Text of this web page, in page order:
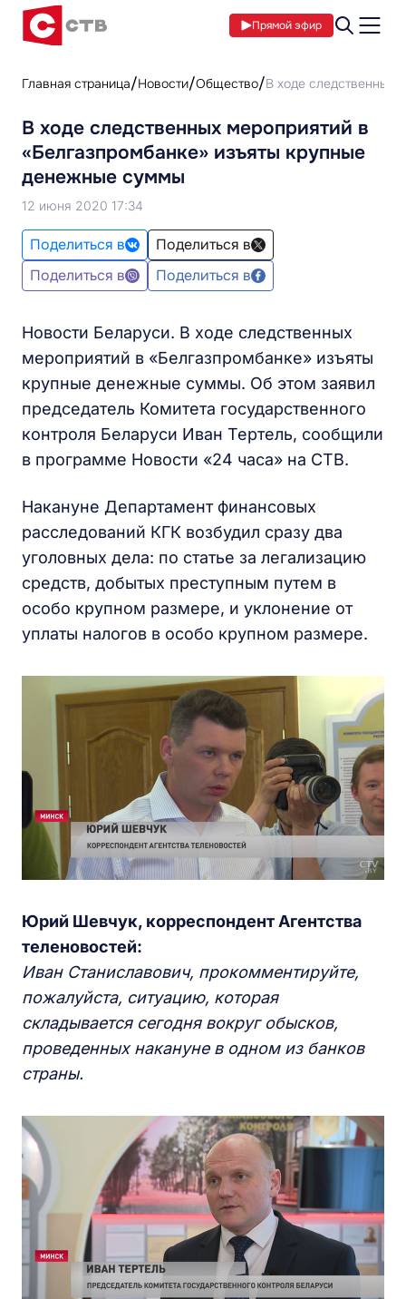
Прямой эфир
Главная страница Новости Общество В ходе следственных
В ходе следственных мероприятий в
«Белгазпромбанке» изъяты крупные
денежные суммы
12 июня 2020 17:34
Поделиться в
Поделиться в
Поделиться в
Поделиться в
Новости Беларуси. В ходе следственных
мероприятий в «Белгазпромбанке» изъяты
крупные денежные суммы. Об этом заявил
председатель Комитета государственного
контроля Беларуси Иван Тертель, сообщили
в программе Новости «24 часа» на СТВ.
Накануне Департамент финансовых
расследований КГК возбудил сразу два
уголовных дела: по статье за легализацию
средств, добытых преступным путем в
особо крупном размере, и уклонение от
уплаты налогов в особо крупном размере.
Юрий Шевчук, корреспондент Агентства
теленовостей:
Иван Станиславович, прокомментируйте,
пожалуйста, ситуацию, которая
складывается сегодня вокруг обысков,
проведенных накануне в одном из банков
страны.